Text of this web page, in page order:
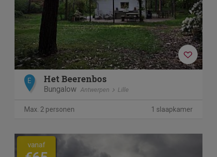
E Het Beerenbos
Bungalow Antwerpen Lille
Max. 2 personen 1 slaapkamer
vanaf